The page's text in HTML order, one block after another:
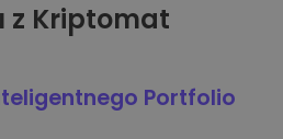
z Kriptomat
Portfolio